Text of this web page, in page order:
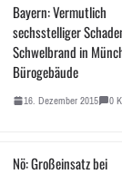
Bayern: Vermutlich
sechsstelliger
Schwelbrand in
Bürogebäude
16. Dezember 2015 0
Nö: Großeinsatz bei